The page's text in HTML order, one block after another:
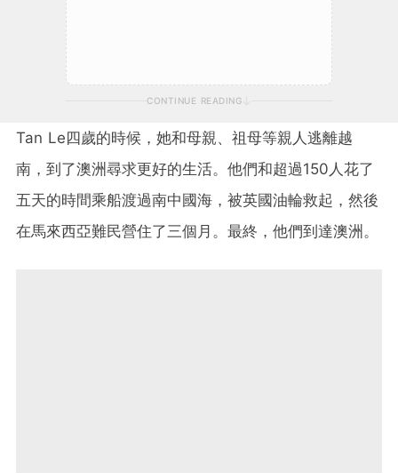
CONTINUE READING
Tan Le四歲的時候，她和母親、祖母等親人逃離越
南，到了澳洲尋求更好的生活。他們和超過150人花了
五天的時間乘船渡過南中國海，被英國油輪救起，然後
在馬來西亞難民營住了三個月。最終，他們到達澳洲。